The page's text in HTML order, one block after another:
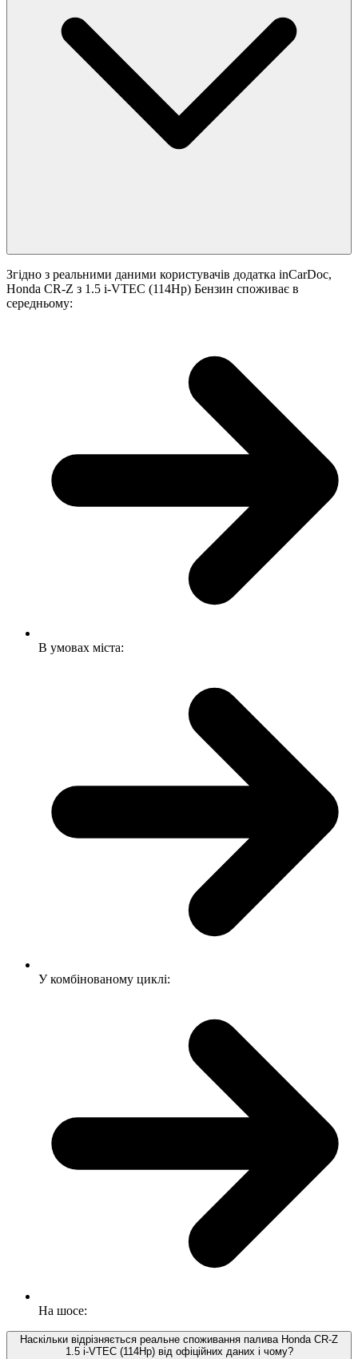
Згідно з реальними даними користувачів додатка inCarDoc,
Honda CR-Z з 1.5 i-VTEC (114Hp) Бензин споживає в
середньому:
В умовах міста:
У комбінованому циклі:
На шосе:
Наскільки відрізняється реальне споживання палива Honda CR-Z
1.5 i-VTEC (114Hp) від офіційних даних і чому?